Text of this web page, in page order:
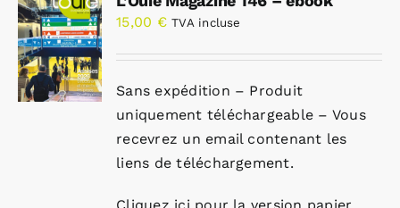
15,00 € TVA incluse
Sans expédition – Produit
uniquement téléchargeable – Vous
recevrez un email contenant les
liens de téléchargement.